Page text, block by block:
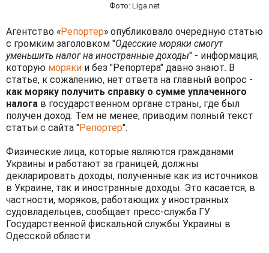
Фото: Liga.net
Агентство «Репортер» опубликовало очередную статью
с громким заголовком "Одесские моряки смогут
уменьшить налог на иностранные доходы" - информация,
которую моряки и без "Репортера" давно знают. В
статье, к сожалению, нет ответа на главный вопрос -
как моряку получить справку о сумме уплаченного
налога в государственном органе страны, где был
получен доход. Тем не менее, приводим полный текст
статьи с сайта "Репортер".
Физические лица, которые являются гражданами
Украины и работают за границей, должны
декларировать доходы, полученные как из источников
в Украине, так и иностранные доходы. Это касается, в
частности, моряков, работающих у иностранных
судовладельцев, сообщает пресс-служба ГУ
Государственной фискальной службы Украины в
Одесской области.